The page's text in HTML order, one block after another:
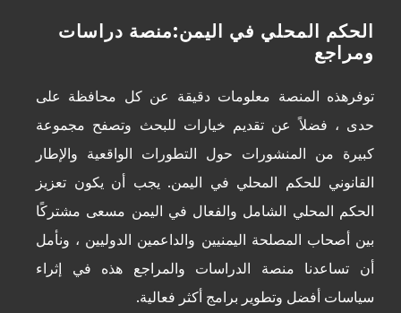
الحكم المحلي في اليمن:منصة دراسات
ومراجع
توفرهذه المنصة معلومات دقيقة عن كل محافظة على
حدى ، فضلاً عن تقديم خيارات للبحث وتصفح مجموعة
كبيرة من المنشورات حول التطورات الواقعية والإطار
القانوني للحكم المحلي في اليمن. يجب أن يكون تعزيز
الحكم المحلي الشامل والفعال في اليمن مسعى مشتركًا
بين أصحاب المصلحة اليمنيين والداعمين الدوليين ، ونأمل
أن تساعدنا منصة الدراسات والمراجع هذه في إثراء
سياسات أفضل وتطوير برامج أكثر فعالية.